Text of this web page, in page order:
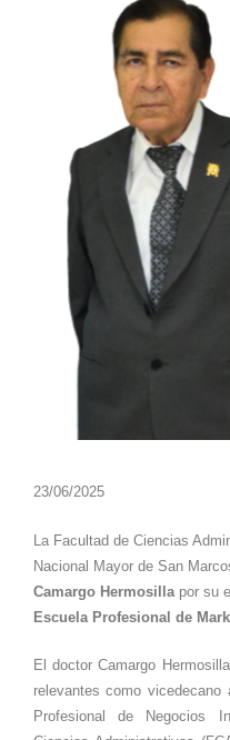
23/06/2025
La Facultad de Ciencias
Nacional Mayor de San
Camargo Hermosillapor su
Escuela Profesional de
El doctor Camargo
relevantes como
Profesional de Negocios